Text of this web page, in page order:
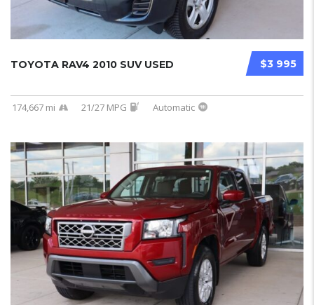
$3 995
TOYOTA RAV4 2010 SUV USED
174,667 mi 21/27 MPG Automatic